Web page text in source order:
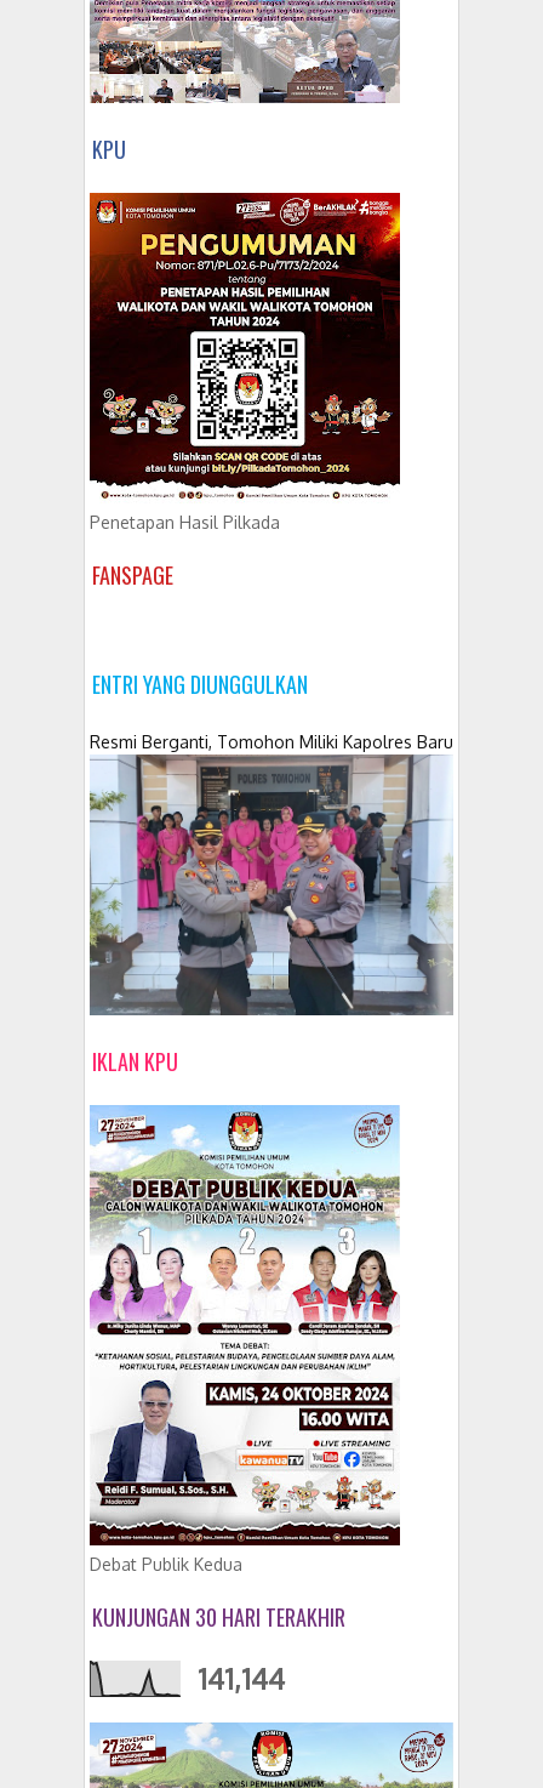
KPU
Penetapan Hasil Pilkada
FANSPAGE
ENTRI YANG DIUNGGULKAN
Resmi Berganti, Tomohon Miliki Kapolres Baru
IKLAN KPU
Debat Publik Kedua
KUNJUNGAN 30 HARI TERAKHIR
141,144